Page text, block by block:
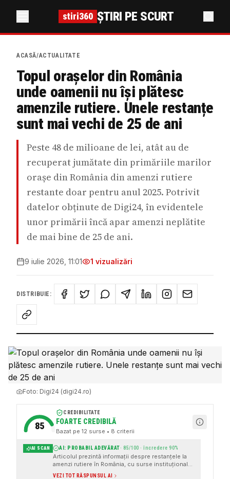
stiri360 ȘTIRI PE SCURT
ACASĂ/ACTUALITATE
Topul orașelor din România
unde oamenii nu își plătesc
amenzile rutiere. Unele restanțe
sunt mai vechi de 25 de ani
Peste 48 de milioane de lei, atât au de
recuperat jumătate din primăriile marilor
orașe din România din amenzi rutiere
restante doar pentru anul 2025. Potrivit
datelor obținute de Digi24, în evidentele
unor primării încă apar amenzi neplătite
de mai bine de 25 de ani.
9 iulie 2026, 11:01 1 vizualizări
DISTRIBUIE:
Foto: Digi24 (digi24.ro)
85
CREDIBILITATE
FOARTE CREDIBILĂ
Bazat pe 12 surse • 8 criterii
AI SCAN AI: PROBABIL ADEVĂRAT· 85/100 · încredere90%
Articolul prezintă informații despre restanțele la
amenzi rutiere în România, cu surse instituționale
și date concrete, fără red flags majore.
VEZI TOT RĂSPUNSUL AI